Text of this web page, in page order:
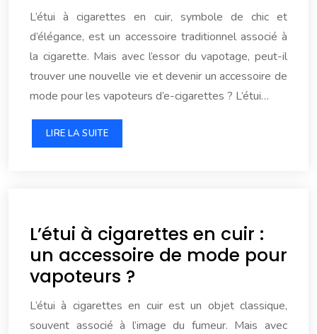
L’étui à cigarettes en cuir, symbole de chic et
d’élégance, est un accessoire traditionnel associé à
la cigarette. Mais avec l’essor du vapotage, peut-il
trouver une nouvelle vie et devenir un accessoire de
mode pour les vapoteurs d’e-cigarettes ? L’étui…
LIRE LA SUITE
L’étui à cigarettes en cuir :
un accessoire de mode pour
vapoteurs ?
L’étui à cigarettes en cuir est un objet classique,
souvent associé à l’image du fumeur. Mais avec